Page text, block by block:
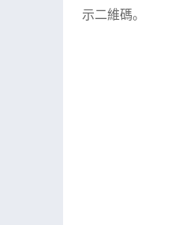
示二維碼。